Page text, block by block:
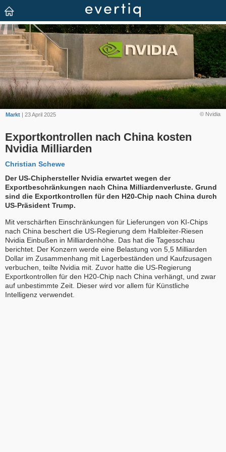
© Nvidia
Markt | 23 April 2025
Exportkontrollen nach China kosten
Nvidia Milliarden
Christian Schewe
Der US-Chiphersteller Nvidia erwartet wegen der
Exportbeschränkungen nach China Milliardenverluste. Grund
sind die Exportkontrollen für den H20-Chip nach China durch
US-Präsident Trump.
Mit verschärften Einschränkungen für Lieferungen von KI-Chips
nach China beschert die US-Regierung dem Halbleiter-Riesen
Nvidia Einbußen in Milliardenhöhe. Das hat die Tagesschau
berichtet. Der Konzern werde eine Belastung von 5,5 Milliarden
Dollar im Zusammenhang mit Lagerbeständen und Kaufzusagen
verbuchen, teilte Nvidia mit. Zuvor hatte die US-Regierung
Exportkontrollen für den H20-Chip nach China verhängt, und zwar
auf unbestimmte Zeit. Dieser wird vor allem für Künstliche
Intelligenz verwendet.